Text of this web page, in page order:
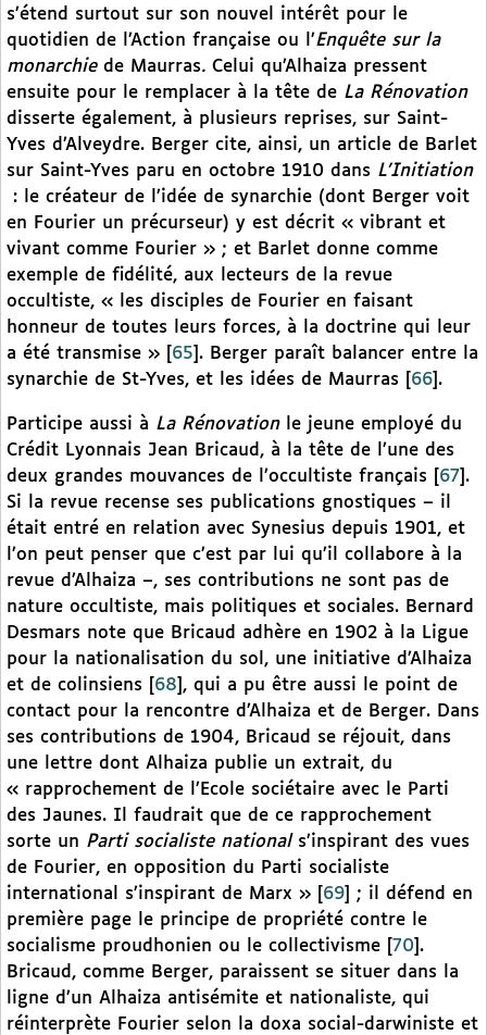
s’étend surtout sur son nouvel intérêt pour le
quotidien de l’Action française ou l’Enquête sur la
monarchie de Maurras. Celui qu’Alhaiza pressent
ensuite pour le remplacer à la tête de La Rénovation
disserte également, à plusieurs reprises, sur Saint-
Yves d’Alveydre. Berger cite, ainsi, un article de Barlet
sur Saint-Yves paru en octobre 1910 dans L’Initiation
: le créateur de l’idée de synarchie (dont Berger voit
en Fourier un précurseur) y est décrit « vibrant et
vivant comme Fourier » ; et Barlet donne comme
exemple de fidélité, aux lecteurs de la revue
occultiste, « les disciples de Fourier en faisant
honneur de toutes leurs forces, à la doctrine qui leur
a été transmise »
65 . Berger paraît balancer entre la
synarchie de St-Yves, et les idées de Maurras
66 .
Participe aussi à La Rénovationle jeune employé du
Crédit Lyonnais Jean Bricaud, à la tête de l’une des
deux grandes mouvances de l’occultiste français
67 .
Si la revue recense ses publications gnostiques – il
était entré en relation avec Synesius depuis 1901, et
l’on peut penser que c’est par lui qu’il collabore à la
revue d’Alhaiza –, ses contributions ne sont pas de
nature occultiste, mais politiques et sociales. Bernard
Desmars note que Bricaud adhère en 1902 à la Ligue
pour la nationalisation du sol, une initiative d’Alhaiza
et de colinsiens
68 , qui a pu être aussi le point de
contact pour la rencontre d’Alhaiza et de Berger. Dans
ses contributions de 1904, Bricaud se réjouit, dans
une lettre dont Alhaiza publie un extrait, du
« rapprochement de l’Ecole sociétaire avec le Parti
des Jaunes. Il faudrait que de ce rapprochement
sorte un Parti socialiste nationals’inspirant des vues
de Fourier, en opposition du Parti socialiste
international s’inspirant de Marx »
69
; il défend en
première page le principe de propriété contre le
socialisme proudhonien ou le collectivisme
70 .
Bricaud, comme Berger, paraissent se situer dans la
ligne d’un Alhaiza antisémite et nationaliste, qui
réinterprète Fourier selon la doxa social-darwiniste et